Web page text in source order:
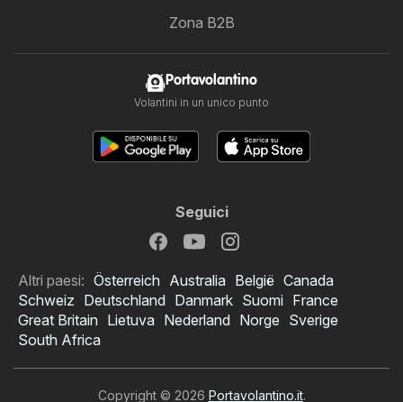
Zona B2B
Portavolantino
Volantini in un unico punto
Seguici
Altri paesi: Österreich Australia België Canada
Schweiz Deutschland Danmark Suomi France
Great Britain Lietuva Nederland Norge Sverige
South Africa
Copyright © 2026 Portavolantino.it.